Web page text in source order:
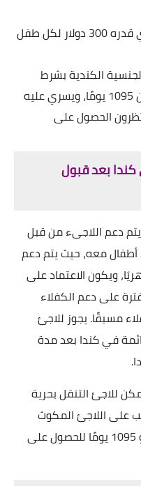
يستفيد اللاجىء بدعم مادي قدره 300 دوﻻر لكل طفل
الكندية بشرط
مكوثه بكندا مدة ﻻ تقل عن 1095 يومًا، ويسري عليه
الحصول على
بعد قبول
يتم دعم اللاجىء من قبل
أطفال معه، حيث يتم دعم
كندي شهريَا، ويكون اﻻعتماد على
على دعم الكفلاء
مسبقًا. يجوز للاجئ
في كندا بعد مدة
للاجئ التنقل بحرية
على اللاجئ المكوث
بكندا مدة ﻻ تقل عن ثلاث سنوات أو 1095 يومًا للحصول على